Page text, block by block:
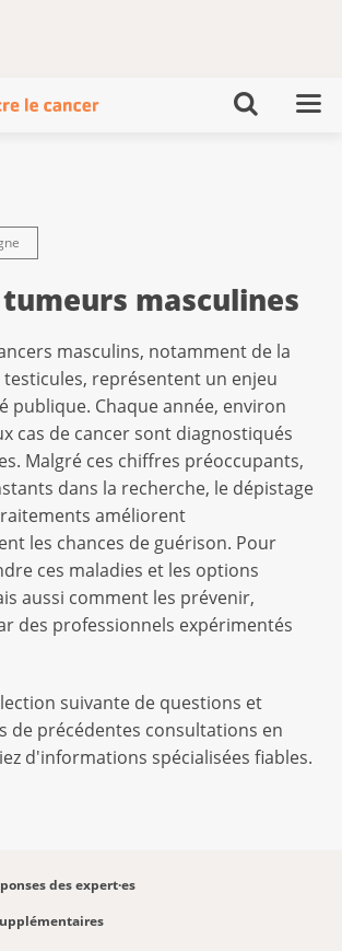
masculines
masculins, notamment de la
représentent un enjeu
publique. Chaque année, environ
cas de cancer sont diagnostiqués
Malgré ces chiffres préoccupants,
dans la recherche, le dépistage
améliorent
les chances de guérison. Pour
ces maladies et les options
aussi comment les prévenir,
des professionnels expérimentés
suivante de questions et
de précédentes consultations en
d'informations spécialisées fiables.
des expert·es